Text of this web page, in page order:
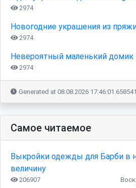
2974
Новогодние украшения из
2974
Невероятный маленький домик
2974
Generated at 08.08.2026
Самое читаемое
Выкройки одежды для Барби в
величину
206907